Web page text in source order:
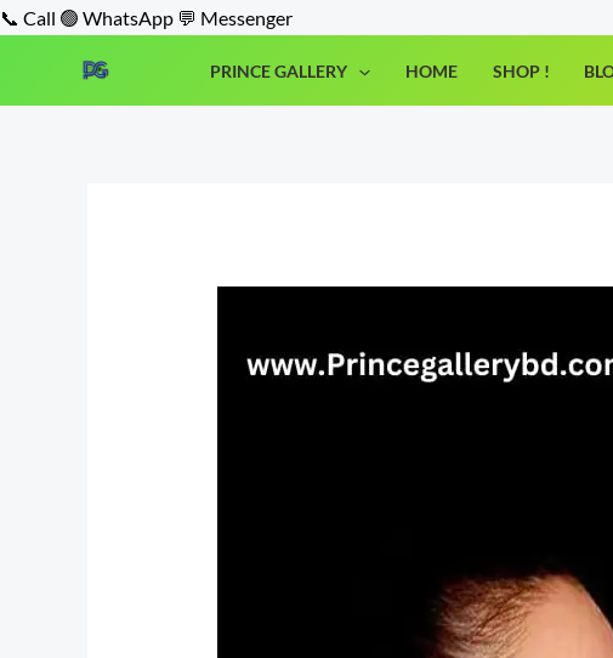
📞 Call 🟢 WhatsApp 💬 Messenger
Skip
PRINCE GALLERY HOME SHOP !